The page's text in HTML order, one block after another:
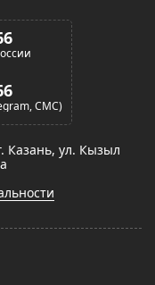
СМС)
Казань, ул. Кызыл